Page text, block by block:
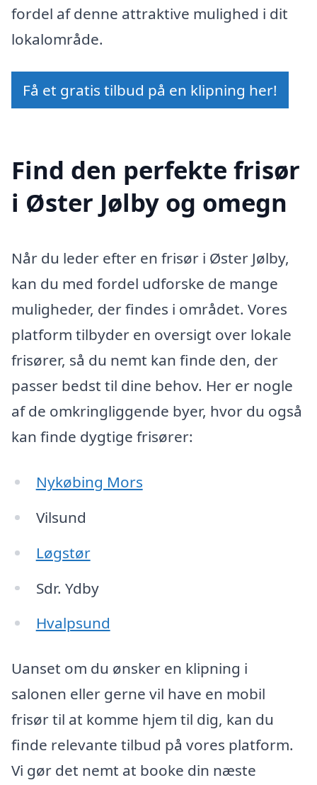
fordel af denne attraktive mulighed i dit
lokalområde.
Få et gratis tilbud på en klipning her!
Find den perfekte frisør
i Øster Jølby og omegn
Når du leder efter en frisør i Øster Jølby,
kan du med fordel udforske de mange
muligheder, der findes i området. Vores
platform tilbyder en oversigt over lokale
frisører, så du nemt kan finde den, der
passer bedst til dine behov. Her er nogle
af de omkringliggende byer, hvor du også
kan finde dygtige frisører:
Nykøbing Mors
Vilsund
Løgstør
Sdr. Ydby
Hvalpsund
Uanset om du ønsker en klipning i
salonen eller gerne vil have en mobil
frisør til at komme hjem til dig, kan du
finde relevante tilbud på vores platform.
Vi gør det nemt at booke din næste